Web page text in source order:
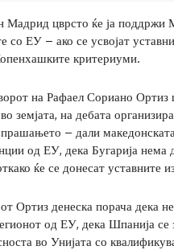
Мадрид цврсто ќе ја поддржи
со ЕУ – ако се усвојат
критериуми.
на Рафаел Сориано Ортиз
земјата, на дебата
– дали
од ЕУ, дека Бугарија нема
ќе се донесат уставните
Ортиз денеска порача дека
од ЕУ, дека Шпанија се
во Унијата со